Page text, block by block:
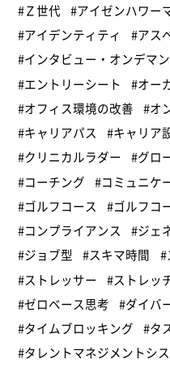
#Ｚ世代
#アイゼンハワー
#アイデンティティ
#アス
#インタビュー・オンデマ
#エントリーシート
#オー
#オフィス環境の改善
#オ
#キャリアパス
#キャリア
#クリニカルラダー
#グロ
#コーチング
#コミュニケ
#ゴルフコース
#ゴルフコ
#コンプライアンス
#ジェ
#ジョブ型
#スキマ時間
#
#ストレッサー
#ストレッ
#ゼロベース思考
#ダイバ
#タイムブロッキング
#タ
#タレントマネジメントシ